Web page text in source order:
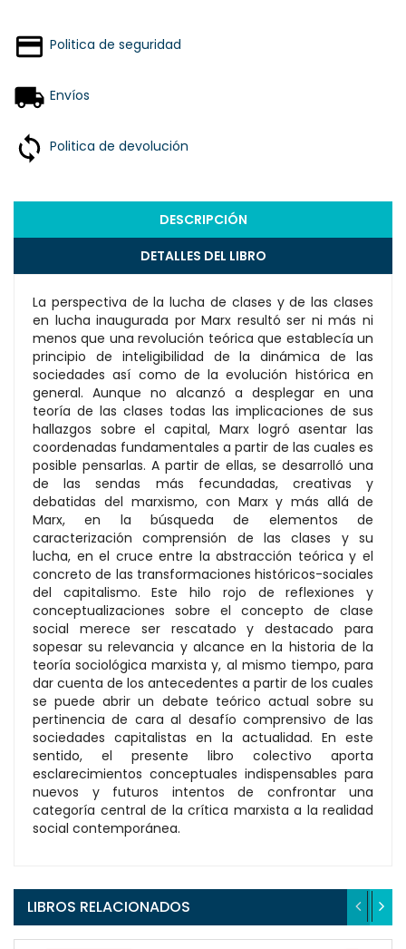
Politica de seguridad
Envíos
Politica de devolución
DESCRIPCIÓN
DETALLES DEL LIBRO
La perspectiva de la lucha de clases y de las clases
en lucha inaugurada por Marx resultó ser ni más ni
menos que una revolución teórica que establecía un
principio de inteligibilidad de la dinámica de las
sociedades así como de la evolución histórica en
general. Aunque no alcanzó a desplegar en una
teoría de las clases todas las implicaciones de sus
hallazgos sobre el capital, Marx logró asentar las
coordenadas fundamentales a partir de las cuales es
posible pensarlas. A partir de ellas, se desarrolló una
de las sendas más fecundadas, creativas y
debatidas del marxismo, con Marx y más allá de
Marx, en la búsqueda de elementos de
caracterización comprensión de las clases y su
lucha, en el cruce entre la abstracción teórica y el
concreto de las transformaciones históricos-sociales
del capitalismo. Este hilo rojo de reflexiones y
conceptualizaciones sobre el concepto de clase
social merece ser rescatado y destacado para
sopesar su relevancia y alcance en la historia de la
teoría sociológica marxista y, al mismo tiempo, para
dar cuenta de los antecedentes a partir de los cuales
se puede abrir un debate teórico actual sobre su
pertinencia de cara al desafío comprensivo de las
sociedades capitalistas en la actualidad. En este
sentido, el presente libro colectivo aporta
esclarecimientos conceptuales indispensables para
nuevos y futuros intentos de confrontar una
categoría central de la crítica marxista a la realidad
social contemporánea.
LIBROS RELACIONADOS